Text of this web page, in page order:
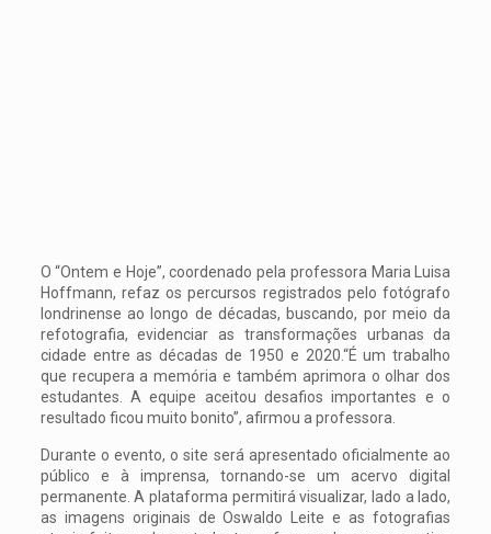
O “Ontem e Hoje”, coordenado pela professora Maria Luisa
Hoffmann, refaz os percursos registrados pelo fotógrafo
londrinense ao longo de décadas, buscando, por meio da
refotografia, evidenciar as transformações urbanas da
cidade entre as décadas de 1950 e 2020.“É um trabalho
que recupera a memória e também aprimora o olhar dos
estudantes. A equipe aceitou desafios importantes e o
resultado ficou muito bonito”, afirmou a professora.
Durante o evento, o site será apresentado oficialmente ao
público e à imprensa, tornando-se um acervo digital
permanente. A plataforma permitirá visualizar, lado a lado,
as imagens originais de Oswaldo Leite e as fotografias